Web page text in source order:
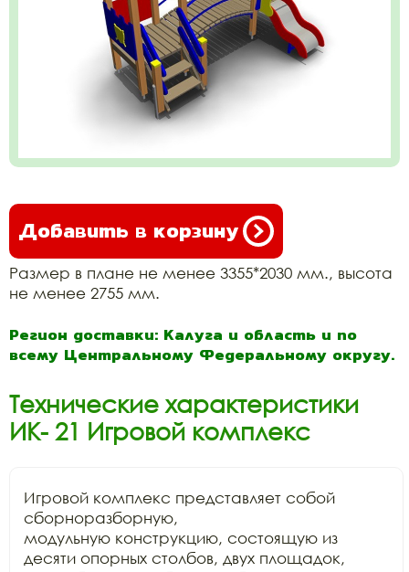
Добавить в корзину
Размер в плане не менее 3355*2030 мм., высота
не менее 2755 мм.
Регион доставки: Калуга и область и по
всему Центральному Федеральному округу.
Технические характеристики
ИК- 21 Игровой комплекс
Игровой комплекс представляет собой
сборноразборную,
модульную конструкцию, состоящую из
десяти опорных столбов, двух площадок,